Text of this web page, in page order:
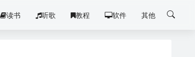
读书 听歌 教程 软件 其他